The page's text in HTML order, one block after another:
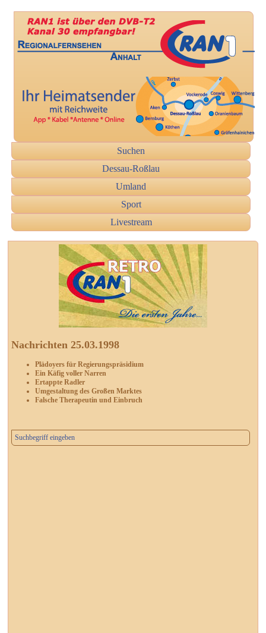
Suchen
Dessau-Roßlau
Umland
Sport
Livestream
Nachrichten 25.03.1998
Plädoyers für Regierungspräsidium
Ein Käfig voller Narren
Ertappte Radler
Umgestaltung des Großen Marktes
Falsche Therapeutin und Einbruch
Suchbegriff eingeben